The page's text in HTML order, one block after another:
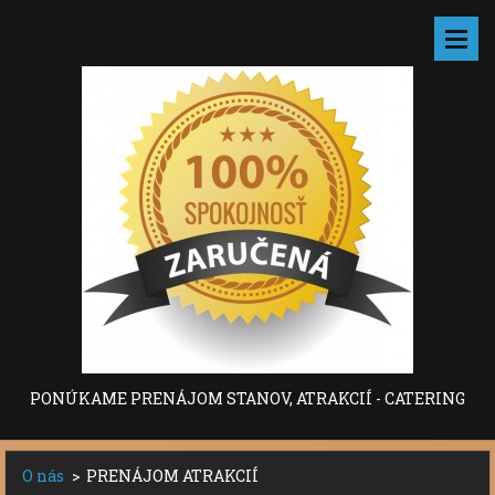
PONÚKAME PRENÁJOM STANOV, ATRAKCIÍ - CATERING
O nás > PRENÁJOM ATRAKCIÍ